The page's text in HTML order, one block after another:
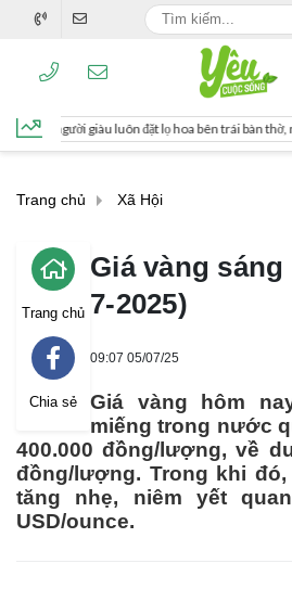
hoa bên trái bàn thờ, nếu đặt bên phải thì sao?
Trang chủ Xã Hội
Trang chủ
Chia sẻ
Giá vàng
7-2025)
09:07 05/07/25
Giá vàng hôm
miếng trong nước
400.000 đồng/lượng, về
đồng/lượng. Trong khi
tăng nhẹ, niêm yết
USD/ounce.